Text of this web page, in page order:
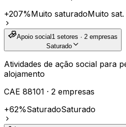
+207%Muito saturadoMuito sat.
Apoio social1 setores · 2 empresas
Saturado
Atividades de ação social para
alojamento
CAE 88101 · 2 empresas
+62%SaturadoSaturado